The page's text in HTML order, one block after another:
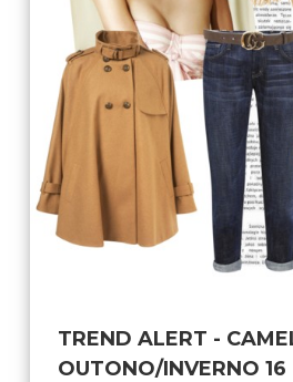
TREND ALERT -
OUTONO/INVERNO 16